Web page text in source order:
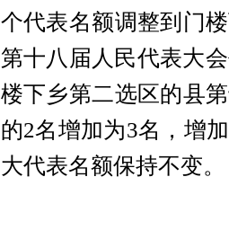
个代表名额调整到门
第十八届人民代表大
楼下乡第二选区的县
的2名增加为3名，增
大代表名额保持不变。